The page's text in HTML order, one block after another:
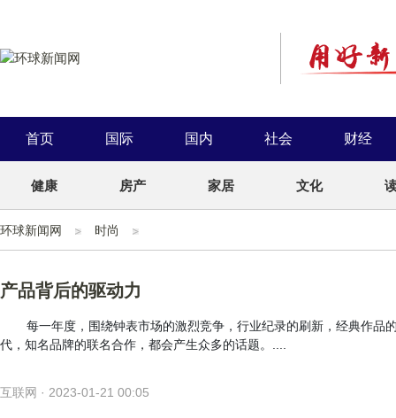
首页 国际 国内 社会 财经
健康 房产 家居 文化
环球新闻网 时尚
产品背后的驱动力
每一年度，围绕钟表市场的激烈竞争，行业纪录的刷新，经典作品
代，知名品牌的联名合作，都会产生众多的话题。....
互联网 · 2023-01-21 00:05